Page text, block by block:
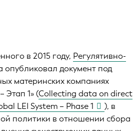
в 2015 году, Регулятивно-
опубликовал документ под
материнских компаниях
Этап 1» (Collecting data on direct
LEI System – Phase 1
), в
политики в отношении сбора